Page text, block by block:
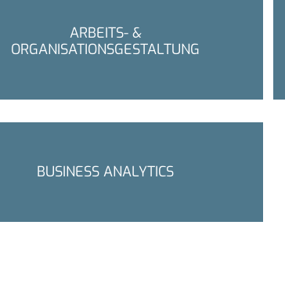
ARBEITS- &
ORGANISATIONSGESTALTUNG
BUSINESS ANALYTICS